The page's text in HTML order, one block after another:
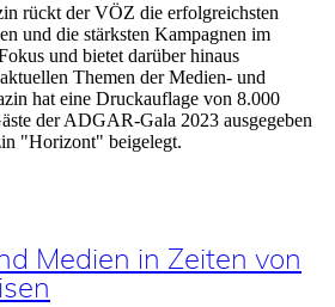
rückt der VÖZ die erfolgreichsten
und die stärksten Kampagnen im
und bietet darüber hinaus
Themen der Medien- und
hat eine Druckauflage von 8.000
der ADGAR-Gala 2023 ausgegeben
"Horizont" beigelegt.
Medien in Zeiten von